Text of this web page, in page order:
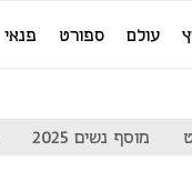
עולם ספורט פנאי
מוסף נשים 2025